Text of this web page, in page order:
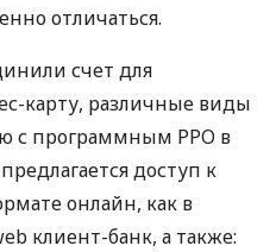
отличаться.
счет для
карту, различные виды
с программным РРО в
доступ к
онлайн, как в
клиент-банк, а также: